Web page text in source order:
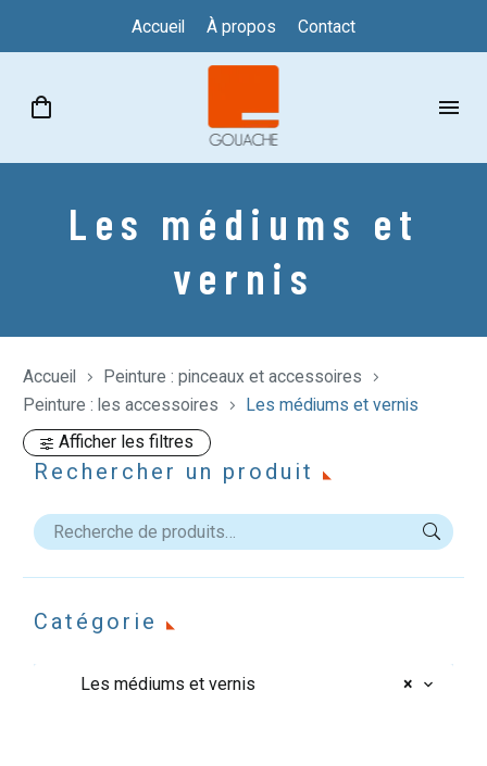
Accueil À propos Contact
Les médiums et
vernis
Accueil
Peinture : pinceaux et accessoires
Peinture : les accessoires
Les médiums et vernis
Afficher les filtres
Rechercher un produit
Catégorie
×
Les médiums et vernis